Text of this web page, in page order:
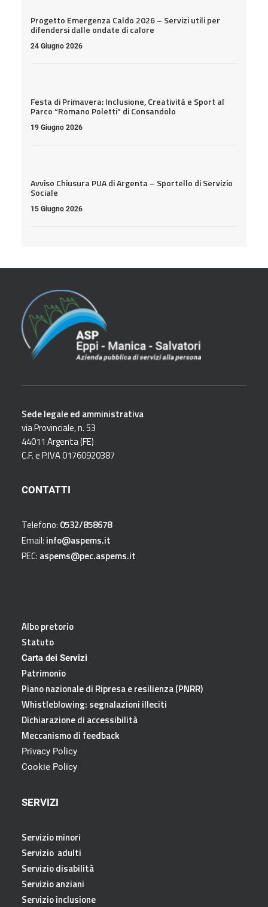
Progetto Emergenza Caldo 2026 – Servizi utili per
difendersi dalle ondate di calore
24 Giugno 2026
Festa di Primavera: Inclusione, Creatività e Sport al
Parco “Romano Poletti” di Consandolo
19 Giugno 2026
Avviso Chiusura PUA di Argenta – Sportello di Servizio
Sociale
15 Giugno 2026
Sede legale ed amministrativa
via Provinciale, n. 53
44011 Argenta (FE)
C.F. e P.IVA 01760920387
CONTATTI
Telefono: 0532/858678
Email: info@aspems.it
PEC: aspems@pec.aspems.it
Albo pretorio
Statuto
Carta dei Servizi
Patrimonio
Piano nazionale di Ripresa e resilienza (PNRR)
Whistleblowing: segnalazioni illeciti
Dichiarazione di accessibilità
Meccanismo di feedback
Privacy Policy
Cookie Policy
SERVIZI
Servizio minori
Servizio adulti
Servizio disabilità
Servizio anziani
Servizio inclusione